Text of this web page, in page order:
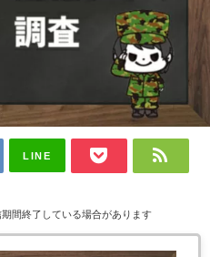
LINE
間終了している場合があります